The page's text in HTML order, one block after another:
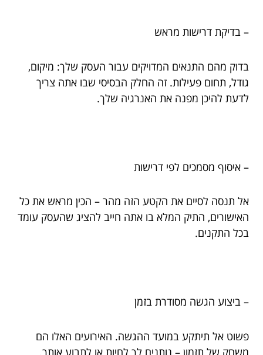
– בדיקת דרישות מראש
בדוק מהם התנאים המדויקים עבור העסק שלך: מיקום,
גודל, תחום פעילות. זה החלק הבסיסי שבו אתה צריך
לדעת להיכן מפנה את האנרגיה שלך.
– איסוף מסמכים לפי דרישות
אל תנסה לסיים את הקטע הזה מהר – הכין מראש את כל
האישורים, התיק המלא בו אתה חייב להציג שהעסק עומד
בכל התקנים.
– ביצוע הגשה מסודרת בזמן
פשוט אל תיתקע במועד ההגשה. האירועים האלו הם
משחק של תזמון – נותנים לך לחיות או לתבוע אותך.